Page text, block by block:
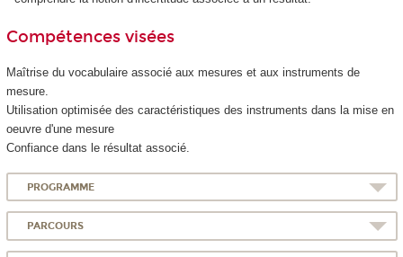
Compétences visées
Maîtrise du vocabulaire associé aux mesures et aux instruments de
mesure.
Utilisation optimisée des caractéristiques des instruments dans la mise en
oeuvre d'une mesure
Confiance dans le résultat associé.
PROGRAMME
PARCOURS